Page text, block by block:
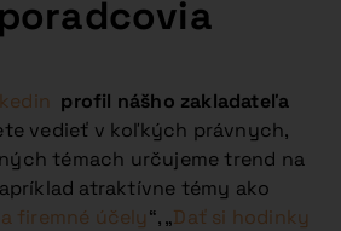
profil nášho zakladateľa
vedieť v koľkých právnych,
témach určujeme trend na
atraktívne témy ako
firemné účely“, „Dať si hodinky